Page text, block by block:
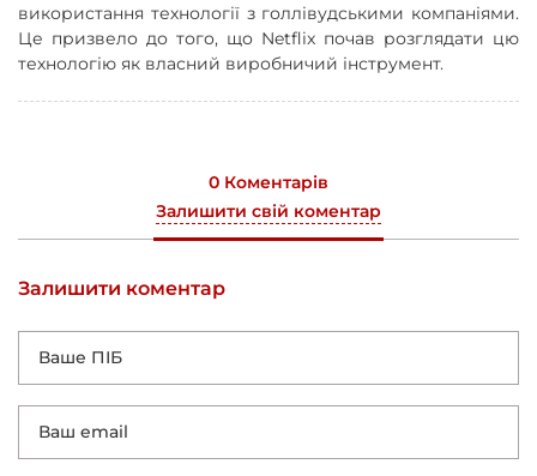
використання технології з голлівудськими компаніями.
Це призвело до того, що Netflix почав розглядати цю
технологію як власний виробничий інструмент.
0 Коментарів
Залишити свій коментар
Залишити коментар